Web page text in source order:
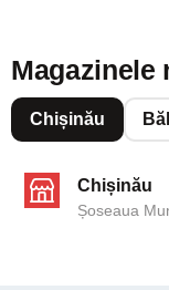
Magazinele
Chișinău
Chișinău
Șoseaua